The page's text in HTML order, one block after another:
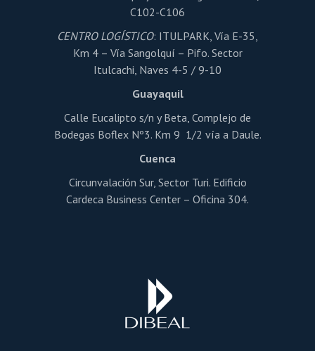
C102-C106
CENTRO LOGÍSTICO: ITULPARK, Vía E-35,
Km 4 – Vía Sangolquí – Pifo. Sector
Itulcachi, Naves 4-5 / 9-10
Guayaquil
Calle Eucalipto s/n y Beta, Complejo de
Bodegas Boflex Nº3. Km 9 1/2 vía a Daule.
Cuenca
Circunvalación Sur, Sector Turi. Edificio
Cardeca Business Center – Oficina 304.